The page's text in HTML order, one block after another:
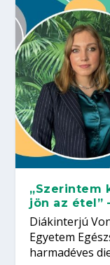
„Szerintem
jön az étel”
Diákinterjú
Egyetem
harmadéves